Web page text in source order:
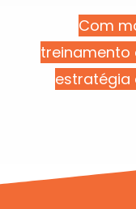
Com
treinamento
estratégia